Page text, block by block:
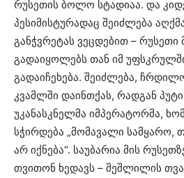
რუსეთის ბოლო სტადიაა. და
პესიმისტურადაც შეიძლება
განჭვრეტას ვეცდებით –
გადაიყოლებს თან იმ
გადაიჩეხება. შეიძლება,
კვამლში დაინთქას, რადგან
უკანასკნელმა იმპერატორმა,
სჭირდება „მომავალი სამყარო,
არ იქნება“. საუბარია მის
თვითონ ხედავს – შეშლილის